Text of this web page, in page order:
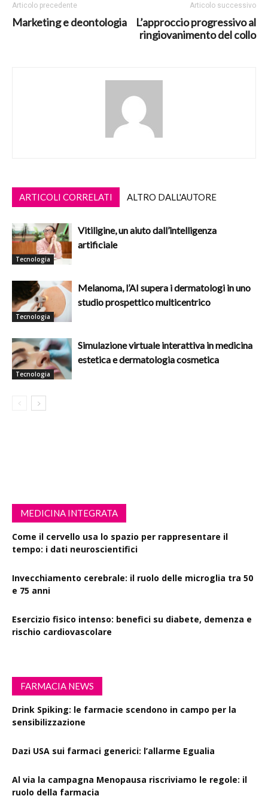
Articolo precedente
Marketing e deontologia
Articolo successivo
L’approccio progressivo al
ringiovanimento del collo
ARTICOLI CORRELATI ALTRO DALL'AUTORE
Tecnologia
Vitiligine, un aiuto dall’intelligenza
artificiale
Tecnologia
Melanoma, l’AI supera i dermatologi in uno
studio prospettico multicentrico
Tecnologia
Simulazione virtuale interattiva in medicina
estetica e dermatologia cosmetica
MEDICINA INTEGRATA
Come il cervello usa lo spazio per rappresentare il
tempo: i dati neuroscientifici
Invecchiamento cerebrale: il ruolo delle microglia tra 50
e 75 anni
Esercizio fisico intenso: benefici su diabete, demenza e
rischio cardiovascolare
FARMACIA NEWS
Drink Spiking: le farmacie scendono in campo per la
sensibilizzazione
Dazi USA sui farmaci generici: l’allarme Egualia
Al via la campagna Menopausa riscriviamo le regole: il
ruolo della farmacia